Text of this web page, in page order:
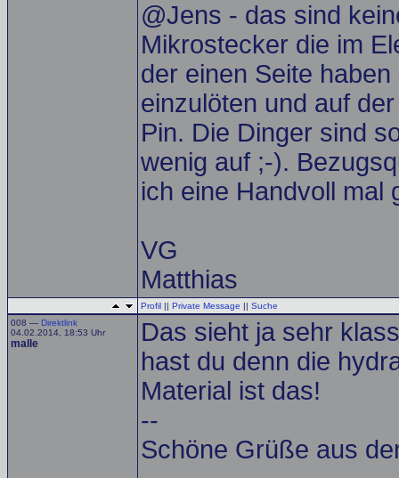
@Jens - das sind
Mikrostecker die im
der einen Seite
einzulöten und auf
Pin. Die Dinger sind
wenig auf ;-).
ich eine Handvoll mal
VG
Matthias
Profil || Private Message || Suche
008 — Direktlink
04.02.2014, 18:53 Uhr
malle
Das sieht ja sehr
hast du denn die
Material ist das!
--
Schöne Grüße aus